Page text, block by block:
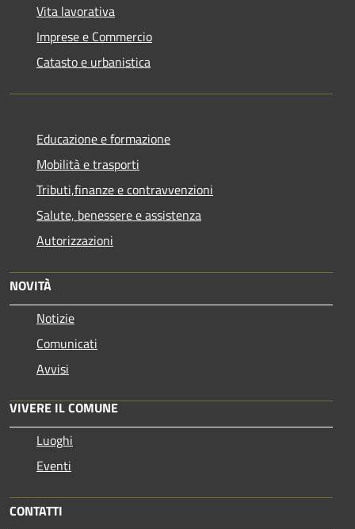
Vita lavorativa
Imprese e Commercio
Catasto e urbanistica
Educazione e formazione
Mobilità e trasporti
Tributi,finanze e contravvenzioni
Salute, benessere e assistenza
Autorizzazioni
NOVITÀ
Notizie
Comunicati
Avvisi
VIVERE IL COMUNE
Luoghi
Eventi
CONTATTI